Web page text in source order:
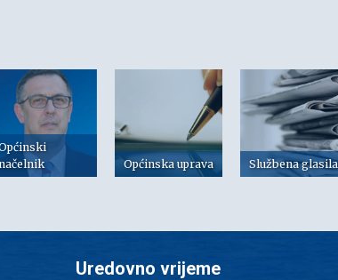
načelnik
Općinska uprava Službena glasila
Uredovno vrijeme